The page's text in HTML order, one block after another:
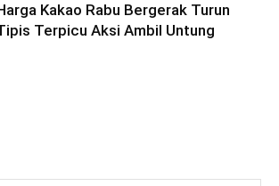
Kakao Rabu Bergerak Turun
Terpicu Aksi Ambil Untung